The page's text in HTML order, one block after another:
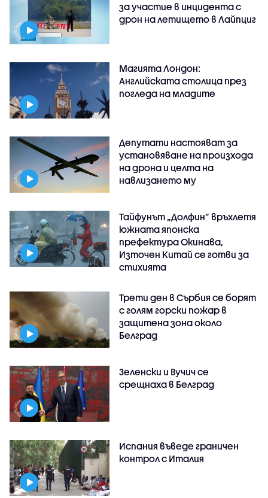
за участие в инцидента с
дрон на летището в Лайпциг
Магията Лондон:
Английската столица през
погледа на младите
Депутати настояват за
установяване на произхода
на дрона и целта на
навлизането му
Тайфунът „Долфин” връхлетя
южната японска
префектура Окинава,
Източен Китай се готви за
стихията
Трети ден в Сърбия се борят
с голям горски пожар в
защитена зона около
Белград
Зеленски и Вучич се
срещнаха в Белград
Испания въведе граничен
контрол с Италия